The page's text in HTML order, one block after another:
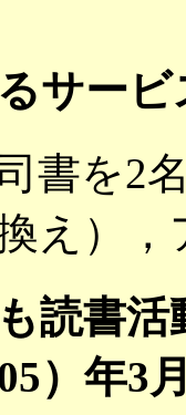
サービ
書を2
え）
読書
）年3